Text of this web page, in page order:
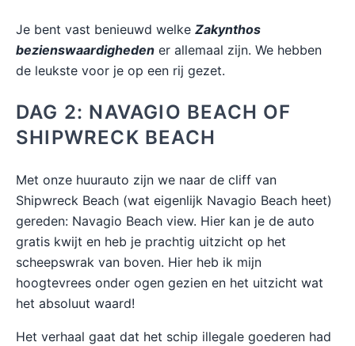
Je bent vast benieuwd welke Zakynthos
bezienswaardigheden er allemaal zijn. We hebben
de leukste voor je op een rij gezet.
DAG 2: NAVAGIO BEACH OF
SHIPWRECK BEACH
Met onze huurauto zijn we naar de cliff van
Shipwreck Beach (wat eigenlijk Navagio Beach heet)
gereden: Navagio Beach view. Hier kan je de auto
gratis kwijt en heb je prachtig uitzicht op het
scheepswrak van boven. Hier heb ik mijn
hoogtevrees onder ogen gezien en het uitzicht wat
het absoluut waard!
Het verhaal gaat dat het schip illegale goederen had